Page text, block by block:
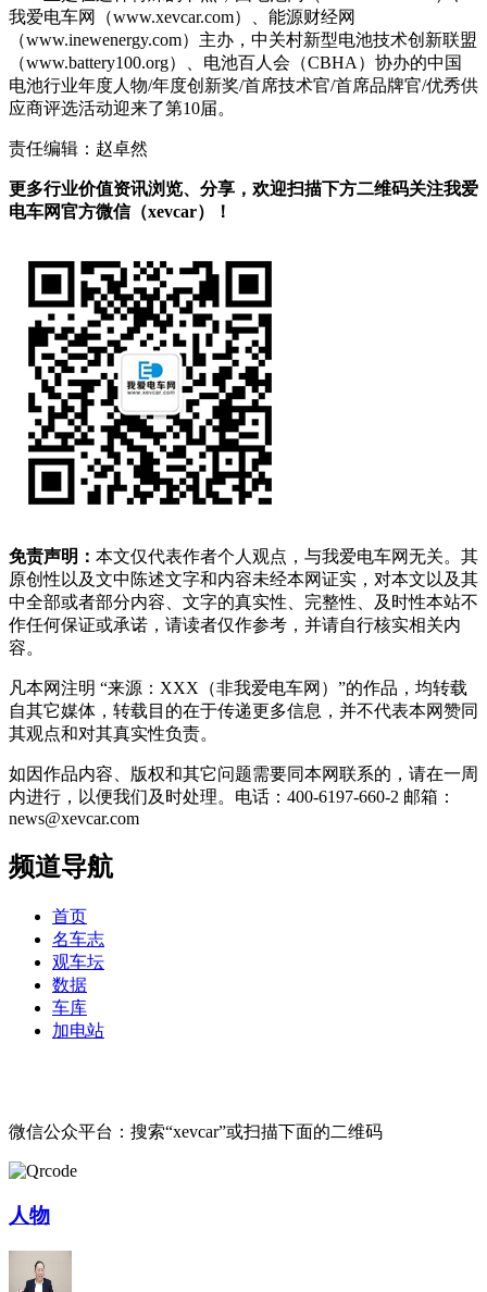
我爱电车网（www.xevcar.com）、能源财经网
（www.inewenergy.com）主办，中关村新型电池技术创新联盟
（www.battery100.org）、电池百人会（CBHA）协办的中国
电池行业年度人物/年度创新奖/首席技术官/首席品牌官/优秀供
应商评选活动迎来了第10届。
责任编辑：赵卓然
更多行业价值资讯浏览、分享，欢迎扫描下方二维码关注我爱
电车网官方微信（xevcar）！
免责声明： 本文仅代表作者个人观点，与我爱电车网无关。其
原创性以及文中陈述文字和内容未经本网证实，对本文以及其
中全部或者部分内容、文字的真实性、完整性、及时性本站不
作任何保证或承诺，请读者仅作参考，并请自行核实相关内
容。
凡本网注明 “来源：XXX（非我爱电车网）”的作品，均转载
自其它媒体，转载目的在于传递更多信息，并不代表本网赞同
其观点和对其真实性负责。
如因作品内容、版权和其它问题需要同本网联系的，请在一周
内进行，以便我们及时处理。电话：400-6197-660-2 邮箱：
news@xevcar.com
频道导航
首页
名车志
观车坛
数据
车库
加电站
微信公众平台：搜索“xevcar”或扫描下面的二维码
人物